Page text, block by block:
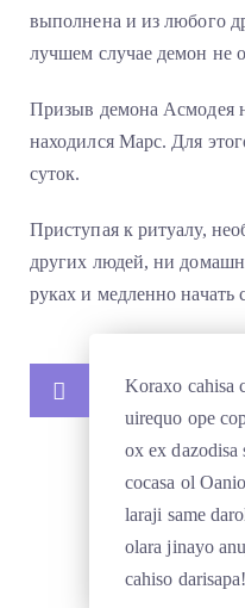
выполнена и из любого
лучшем случае демон не
Призыв демона Асмодея
находился Марс. Для
суток.
Приступая к ритуалу,
других людей, ни
руках и медленно начать
Koraxo cahisa
uirequo ope
ox ex dazodisa
cocasa ol
laraji same
olara jinayo
cahiso